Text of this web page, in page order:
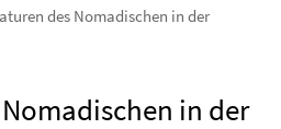
des Nomadischen in der
in der